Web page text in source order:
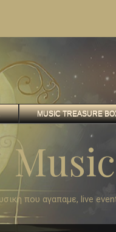
MUSIC TREASURE
που αγαπαμε, live